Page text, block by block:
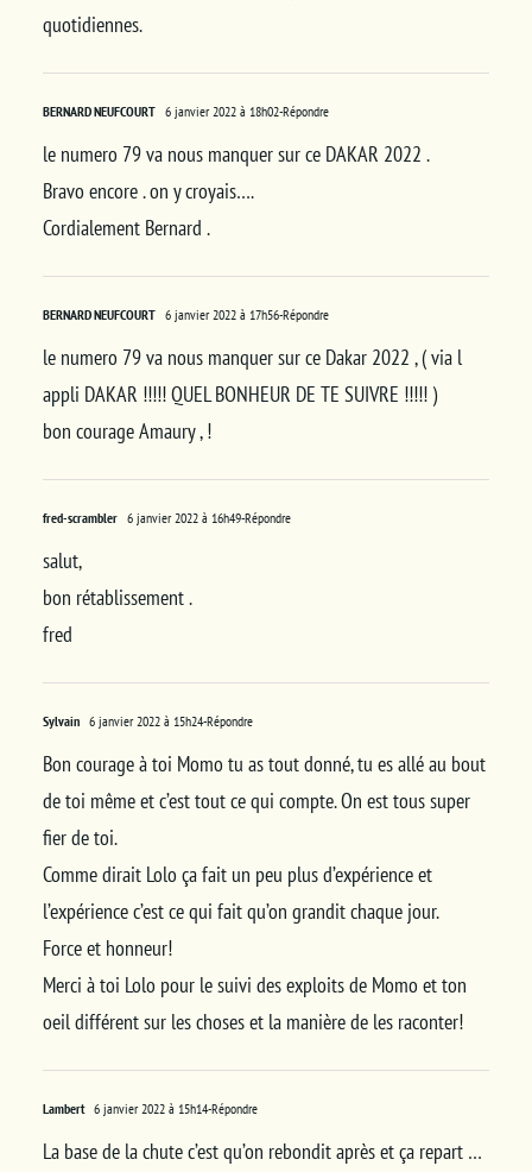
quotidiennes.
BERNARD NEUFCOURT 6 janvier 2022 à 18h02-Répondre
le numero 79 va nous manquer sur ce DAKAR 2022 .
Bravo encore . on y croyais….
Cordialement Bernard .
BERNARD NEUFCOURT 6 janvier 2022 à 17h56-Répondre
le numero 79 va nous manquer sur ce Dakar 2022 , ( via l
appli DAKAR !!!!! QUEL BONHEUR DE TE SUIVRE !!!!! )
bon courage Amaury , !
fred-scrambler 6 janvier 2022 à 16h49-Répondre
salut,
bon rétablissement .
fred
Sylvain 6 janvier 2022 à 15h24-Répondre
Bon courage à toi Momo tu as tout donné, tu es allé au bout
de toi même et c’est tout ce qui compte. On est tous super
fier de toi.
Comme dirait Lolo ça fait un peu plus d’expérience et
l’expérience c’est ce qui fait qu’on grandit chaque jour.
Force et honneur!
Merci à toi Lolo pour le suivi des exploits de Momo et ton
oeil différent sur les choses et la manière de les raconter!
Lambert 6 janvier 2022 à 15h14-Répondre
La base de la chute c’est qu’on rebondit après et ça repart …